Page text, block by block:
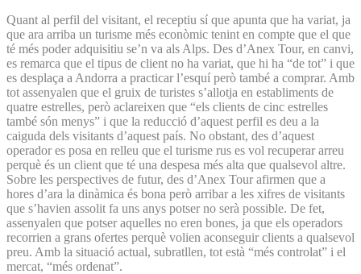
Quant al perfil del visitant, el receptiu sí que apunta que ha variat, ja
que ara arriba un turisme més econòmic tenint en compte que el que
té més poder adquisitiu se’n va als Alps. Des d’Anex Tour, en canvi,
es remarca que el tipus de client no ha variat, que hi ha “de tot” i que
es desplaça a Andorra a practicar l’esquí però també a comprar. Amb
tot assenyalen que el gruix de turistes s’allotja en establiments de
quatre estrelles, però aclareixen que “els clients de cinc estrelles
també són menys” i que la reducció d’aquest perfil es deu a la
caiguda dels visitants d’aquest país. No obstant, des d’aquest
operador es posa en relleu que el turisme rus es vol recuperar arreu
perquè és un client que té una despesa més alta que qualsevol altre.
Sobre les perspectives de futur, des d’Anex Tour afirmen que a
hores d’ara la dinàmica és bona però arribar a les xifres de visitants
que s’havien assolit fa uns anys potser no serà possible. De fet,
assenyalen que potser aquelles no eren bones, ja que els operadors
recorrien a grans ofertes perquè volien aconseguir clients a qualsevol
preu. Amb la situació actual, subratllen, tot està “més controlat” i el
mercat, “més or­denat”.